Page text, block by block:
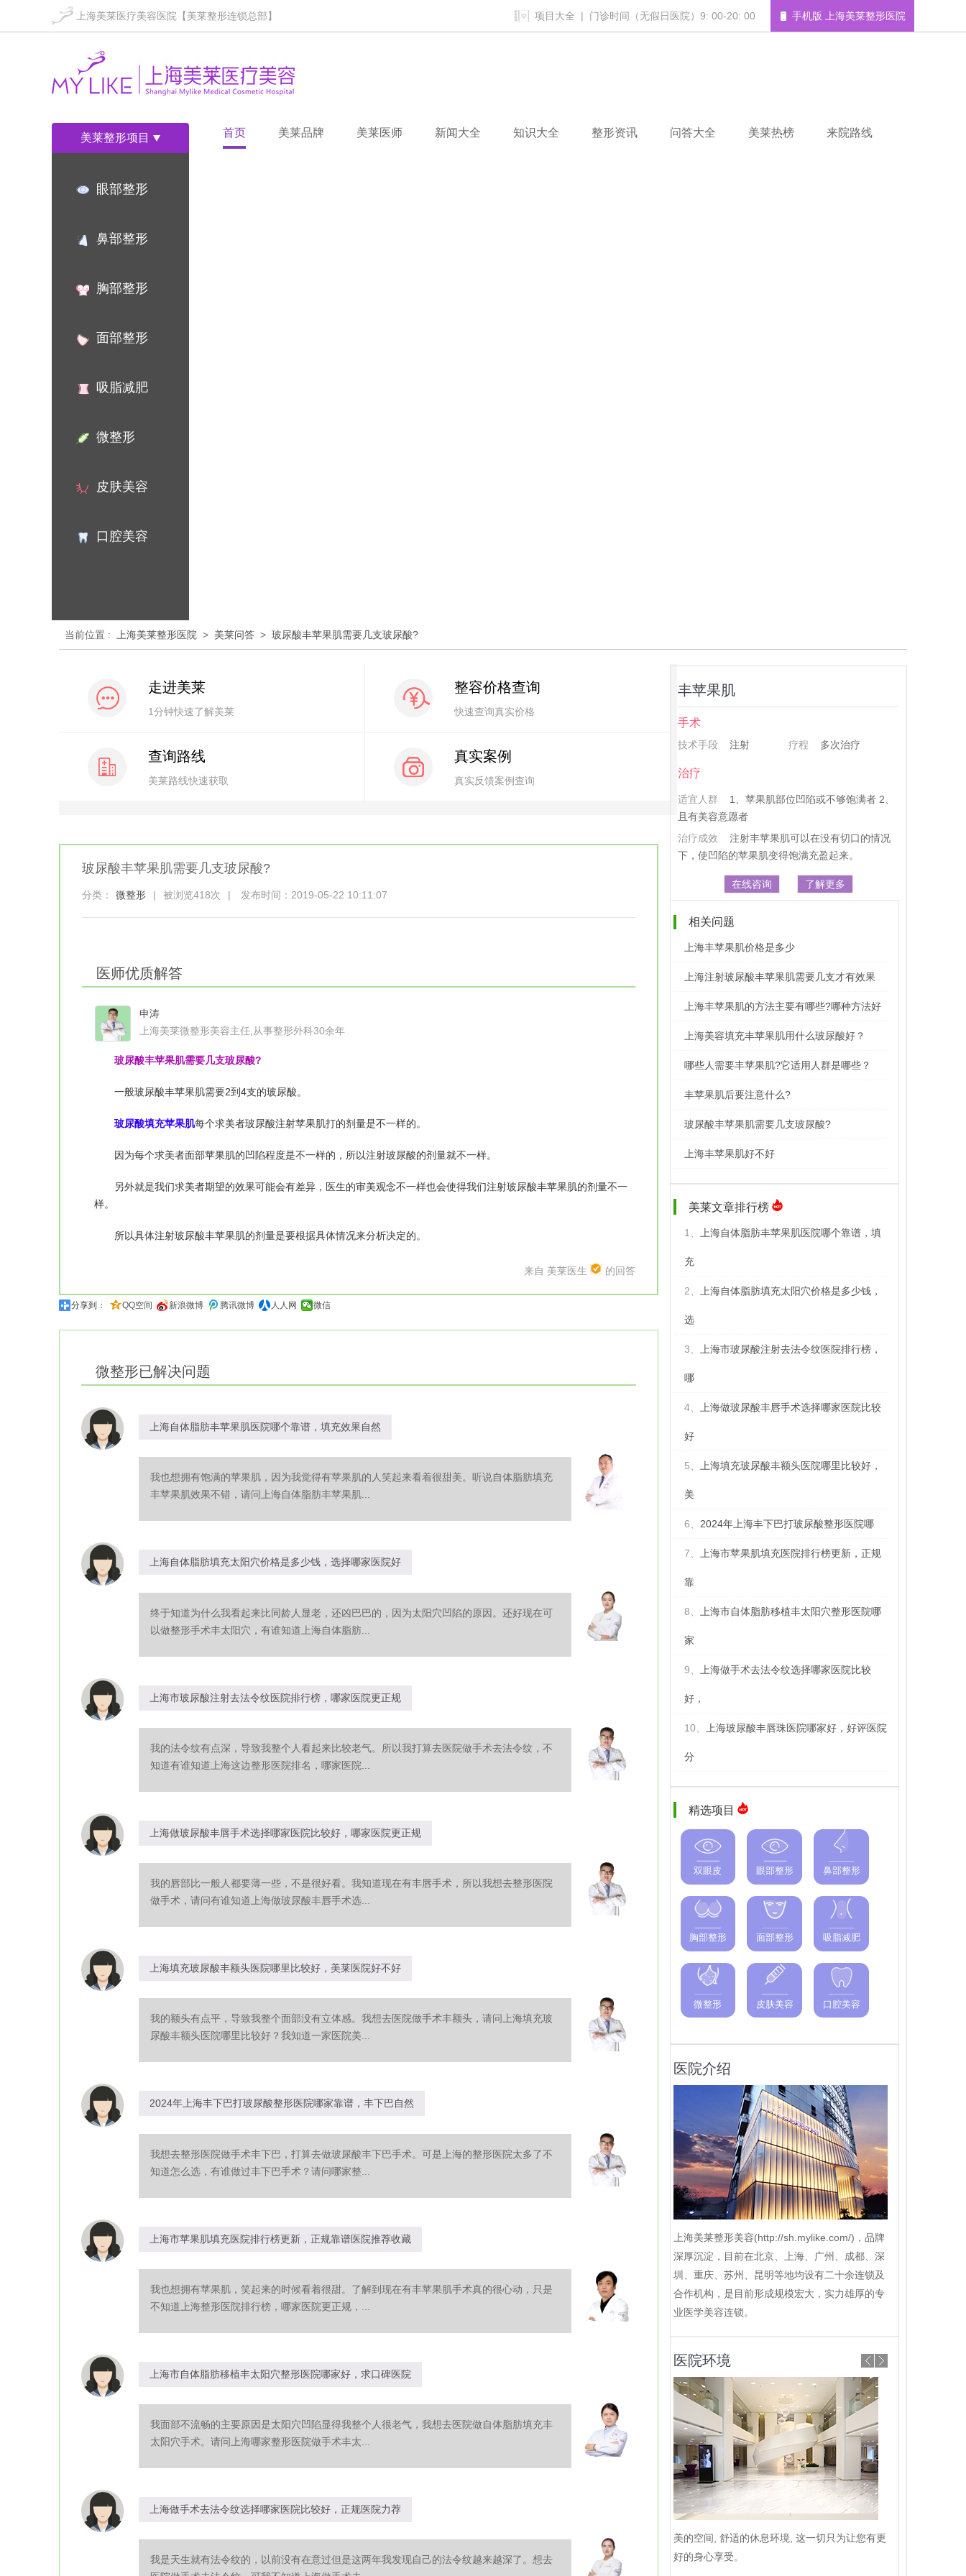
上海美莱医疗美容医院【美莱整形连锁总部】 手机版 上海美莱整形医院
项目大全 | 门诊时间（无假日医院）9: 00-20: 00
美莱整形项目
眼部整形
鼻部整形
胸部整形
面部整形
吸脂减肥
微整形
皮肤美容
口腔美容
首页 美莱品牌 美莱医师 新闻大全 知识大全 整形资讯 问答大全 美莱热榜 来院路线
当前位置 : 上海美莱整形医院 > 美莱问答 > 玻尿酸丰苹果肌需要几支玻尿酸?
走进美莱
1分钟快速了解美莱
整容价格查询
快速查询真实价格
查询路线
美莱路线快速获取
真实案例
真实反馈案例查询
玻尿酸丰苹果肌需要几支玻尿酸?
分类： 微整形 | 被浏览418次 | 发布时间：2019-05-22 10:11:07
医师优质解答
申涛
上海美莱微整形美容主任,从事整形外科30余年
玻尿酸丰苹果肌需要几支玻尿酸?
一般玻尿酸丰苹果肌需要2到4支的玻尿酸。
玻尿酸填充苹果肌每个求美者玻尿酸注射苹果肌打的剂量是不一样的。
因为每个求美者面部苹果肌的凹陷程度是不一样的，所以注射玻尿酸的剂量就不一样。
另外就是我们求美者期望的效果可能会有差异，医生的审美观念不一样也会使得我们注射玻尿酸丰苹果肌的剂量不一
样。
所以具体注射玻尿酸丰苹果肌的剂量是要根据具体情况来分析决定的。
来自 美莱医生 的回答
分享到： QQ空间 新浪微博 腾讯微博 人人网 微信
微整形已解决问题
上海自体脂肪丰苹果肌医院哪个靠谱，填充效果自然
我也想拥有饱满的苹果肌，因为我觉得有苹果肌的人笑起来看着很甜美。听说自体脂肪填充
丰苹果肌效果不错，请问上海自体脂肪丰苹果肌...
上海自体脂肪填充太阳穴价格是多少钱，选择哪家医院好
终于知道为什么我看起来比同龄人显老，还凶巴巴的，因为太阳穴凹陷的原因。还好现在可
以做整形手术丰太阳穴，有谁知道上海自体脂肪...
上海市玻尿酸注射去法令纹医院排行榜，哪家医院更正规
我的法令纹有点深，导致我整个人看起来比较老气。所以我打算去医院做手术去法令纹，不
知道有谁知道上海这边整形医院排名，哪家医院...
上海做玻尿酸丰唇手术选择哪家医院比较好，哪家医院更正规
我的唇部比一般人都要薄一些，不是很好看。我知道现在有丰唇手术，所以我想去整形医院
做手术，请问有谁知道上海做玻尿酸丰唇手术选...
上海填充玻尿酸丰额头医院哪里比较好，美莱医院好不好
我的额头有点平，导致我整个面部没有立体感。我想去医院做手术丰额头，请问上海填充玻
尿酸丰额头医院哪里比较好？我知道一家医院美...
2024年上海丰下巴打玻尿酸整形医院哪家靠谱，丰下巴自然
我想去整形医院做手术丰下巴，打算去做玻尿酸丰下巴手术。可是上海的整形医院太多了不
知道怎么选，有谁做过丰下巴手术？请问哪家整...
上海市苹果肌填充医院排行榜更新，正规靠谱医院推荐收藏
我也想拥有苹果肌，笑起来的时候看着很甜。了解到现在有丰苹果肌手术真的很心动，只是
不知道上海整形医院排行榜，哪家医院更正规，...
上海市自体脂肪移植丰太阳穴整形医院哪家好，求口碑医院
我面部不流畅的主要原因是太阳穴凹陷显得我整个人很老气，我想去医院做自体脂肪填充丰
太阳穴手术。请问上海哪家整形医院做手术丰太...
上海做手术去法令纹选择哪家医院比较好，正规医院力荐
我是天生就有法令纹的，以前没有在意过但是这两年我发现自己的法令纹越来越深了。想去
丰苹果肌
手术
技术手段 注射 疗程 多次治疗
治疗
适宜人群
1、苹果肌部位凹陷或不够饱满者 2、
且有美容意愿者
治疗成效
注射丰苹果肌可以在没有切口的情况
下，使凹陷的苹果肌变得饱满充盈起来。
在线咨询 了解更多
相关问题
上海丰苹果肌价格是多少
上海注射玻尿酸丰苹果肌需要几支才有效果
上海丰苹果肌的方法主要有哪些?哪种方法好
上海美容填充丰苹果肌用什么玻尿酸好？
哪些人需要丰苹果肌?它适用人群是哪些？
丰苹果肌后要注意什么?
玻尿酸丰苹果肌需要几支玻尿酸?
上海丰苹果肌好不好
美莱文章排行榜
1、 上海自体脂肪丰苹果肌医院哪个靠谱，填
充
2、 上海自体脂肪填充太阳穴价格是多少钱，
选
3、 上海市玻尿酸注射去法令纹医院排行榜，
哪
4、 上海做玻尿酸丰唇手术选择哪家医院比较
好
5、 上海填充玻尿酸丰额头医院哪里比较好，
美
6、 2024年上海丰下巴打玻尿酸整形医院哪
7、 上海市苹果肌填充医院排行榜更新，正规
靠
8、 上海市自体脂肪移植丰太阳穴整形医院哪
家
9、 上海做手术去法令纹选择哪家医院比较
好，
10、 上海玻尿酸丰唇珠医院哪家好，好评医院
分
精选项目
双眼皮 眼部整形 鼻部整形
胸部整形 面部整形 吸脂减肥
微整形 皮肤美容 口腔美容
医院介绍
上海美莱整形美容(http://sh.mylike.com/)，品牌
深厚沉淀，目前在北京、上海、广州、成都、深
圳、重庆、苏州、昆明等地均设有二十余连锁及
合作机构，是目前形成规模宏大，实力雄厚的专
业医学美容连锁。
医院环境
美的空间, 舒适的休息环境, 这一切只为让您有更
好的身心享受。